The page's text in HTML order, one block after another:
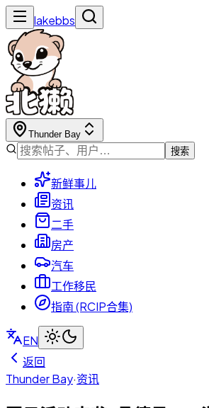
lakebbs
Thunder Bay
搜索
新鲜事儿
资讯
二手
房产
汽车
工作移民
指南 (RCIP合集)
EN
返回
Thunder Bay·资讯